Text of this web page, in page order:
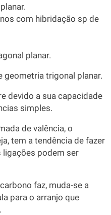
com hibridação sp de
planar.
geometria trigonal planar.
devido a sua capacidade
simples.
de valência, o
tem a tendência de fazer
ligações podem ser
faz, muda-se a
para o arranjo que